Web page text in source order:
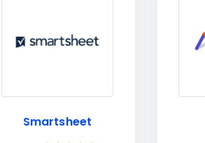
Smartsheet